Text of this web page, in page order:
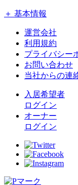
＋ 基本情報
運営会社
利用規約
プライバシー
お問い合わせ
当社からの連
入居希望者
ログイン
オーナー
ログイン